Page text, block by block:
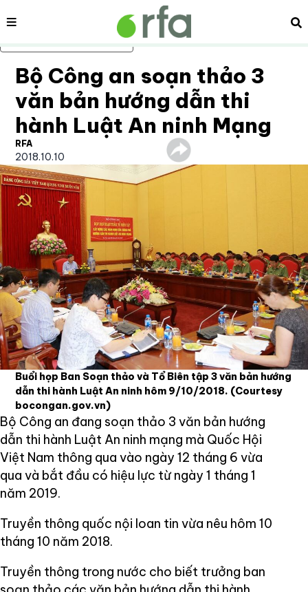
Bỏ qua nội dung chính
Nội dung
Bộ Công an soạn thảo 3
văn bản hướng dẫn thi
hành Luật An ninh Mạng
RFA
2018.10.10
Buổi họp Ban Soạn thảo và Tổ Biên tập 3 văn bản hướng
dẫn thi hành Luật An ninh hôm 9/10/2018. (Courtesy
bocongan.gov.vn)
Bộ Công an đang soạn thảo 3 văn bản hướng
dẫn thi hành Luật An ninh mạng mà Quốc Hội
Việt Nam thông qua vào ngày 12 tháng 6 vừa
qua và bắt đầu có hiệu lực từ ngày 1 tháng 1
năm 2019.
Truyền thông quốc nội loan tin vừa nêu hôm 10
tháng 10 năm 2018.
Truyền thông trong nước cho biết trưởng ban